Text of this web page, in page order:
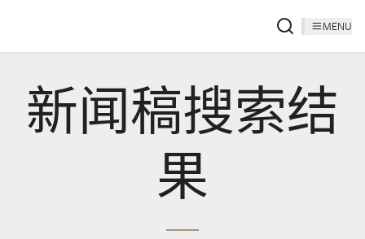
MENU
新闻稿搜索结
果